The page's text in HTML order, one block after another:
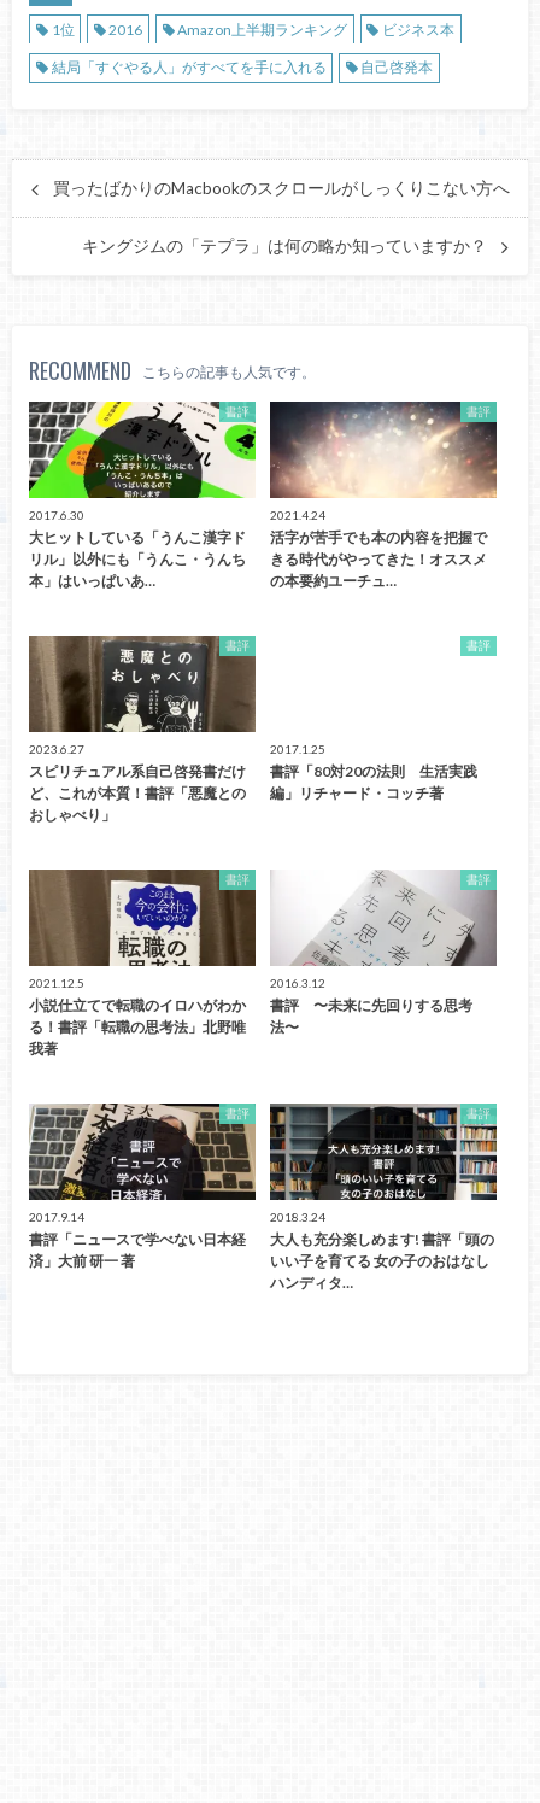
1位
2016 Amazon上半期ランキング ビジネス本
結局「すぐやる人」がすべてを手に入れる 自己啓発本
買ったばかりのMacbookのスクロールがしっくりこない方へ
キングジムの「テプラ」は何の略か知っていますか？
RECOMMEND こちらの記事も人気です。
書評
2017.6.30
大ヒットしている「うんこ漢字ド
リル」以外にも「うんこ・うんち
本」はいっぱいあ…
書評
2021.4.24
活字が苦手でも本の内容を把握で
きる時代がやってきた！オススメ
の本要約ユーチュ…
書評
2023.6.27
スピリチュアル系自己啓発書だけ
ど、これが本質！書評「悪魔との
おしゃべり」
書評
2017.1.25
書評「80対20の法則 生活実践
編」リチャード・コッチ著
書評
2021.12.5
小説仕立てで転職のイロハがわか
る！書評「転職の思考法」北野唯
我著
書評
2016.3.12
書評 〜未来に先回りする思考
法〜
書評
2017.9.14
書評「ニュースで学べない日本経
済」大前 研一 著
書評
2018.3.24
大人も充分楽しめます! 書評「頭の
いい子を育てる 女の子のおはなし
ハンディタ…